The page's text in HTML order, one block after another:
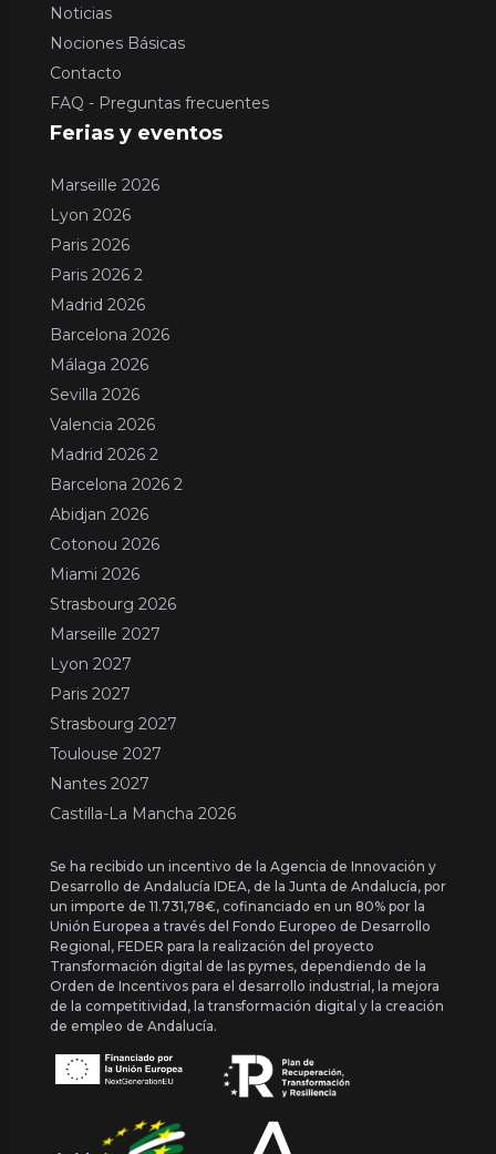
Noticias
Nociones Básicas
Contacto
FAQ - Preguntas frecuentes
Ferias y eventos
Marseille 2026
Lyon 2026
Paris 2026
Paris 2026 2
Madrid 2026
Barcelona 2026
Málaga 2026
Sevilla 2026
Valencia 2026
Madrid 2026 2
Barcelona 2026 2
Abidjan 2026
Cotonou 2026
Miami 2026
Strasbourg 2026
Marseille 2027
Lyon 2027
Paris 2027
Strasbourg 2027
Toulouse 2027
Nantes 2027
Castilla-La Mancha 2026
Se ha recibido un incentivo de la Agencia de Innovación y
Desarrollo de Andalucía IDEA, de la Junta de Andalucía, por
un importe de 11.731,78€, cofinanciado en un 80% por la
Unión Europea a través del Fondo Europeo de Desarrollo
Regional, FEDER para la realización del proyecto
Transformación digital de las pymes, dependiendo de la
Orden de Incentivos para el desarrollo industrial, la mejora
de la competitividad, la transformación digital y la creación
de empleo de Andalucía.